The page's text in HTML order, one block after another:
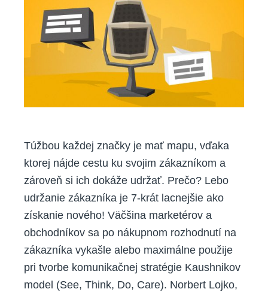
cesty
zákazníka
B2B
Túžbou každej značky je mať mapu, vďaka
ktorej nájde cestu ku svojim zákazníkom a
zároveň si ich dokáže udržať. Prečo? Lebo
udržanie zákazníka je 7-krát lacnejšie ako
získanie nového! Väčšina marketérov a
obchodníkov sa po nákupnom rozhodnutí na
zákazníka vykašle alebo maximálne použije
pri tvorbe komunikačnej stratégie Kaushnikov
model (See, Think, Do, Care). Norbert Lojko,